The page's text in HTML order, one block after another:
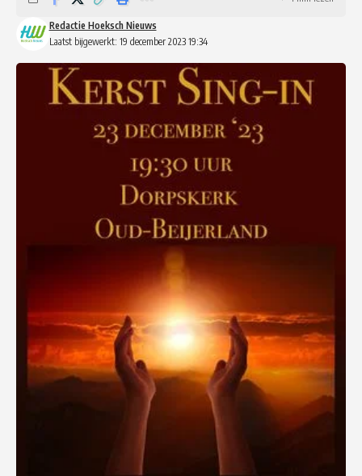
Laatst bijgewerkt: 19 december 2023 19:34
Redactie Hoeksch Nieuws